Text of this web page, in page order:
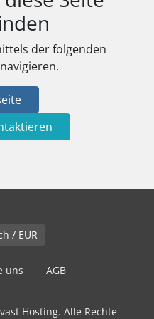
der folgenden
Deutsch / EUR
uns AGB
Hosting. Alle Rechte